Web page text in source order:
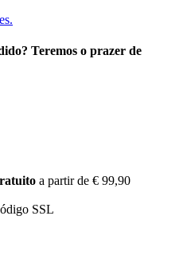
Teremos o prazer de
a partir de € 99,90
SSL